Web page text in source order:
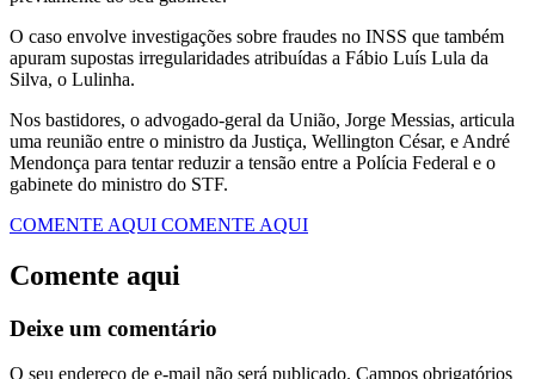
O caso envolve investigações sobre fraudes no INSS que também
apuram supostas irregularidades atribuídas a Fábio Luís Lula da
Silva, o Lulinha.
Nos bastidores, o advogado-geral da União, Jorge Messias, articula
uma reunião entre o ministro da Justiça, Wellington César, e André
Mendonça para tentar reduzir a tensão entre a Polícia Federal e o
gabinete do ministro do STF.
COMENTE AQUI COMENTE AQUI
Comente aqui
Deixe um comentário
O seu endereço de e-mail não será publicado. Campos obrigatórios